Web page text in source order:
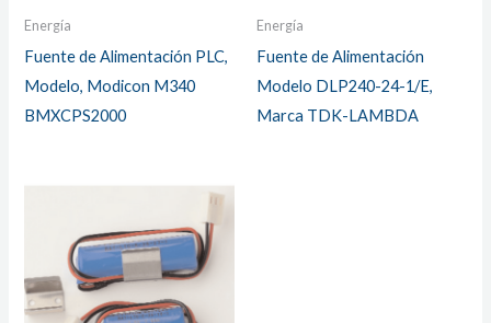
Energía
Fuente de Alimentación PLC,
Modelo, Modicon M340
BMXCPS2000
Energía
Fuente de Alimentación
Modelo DLP240-24-1/E,
Marca TDK-LAMBDA